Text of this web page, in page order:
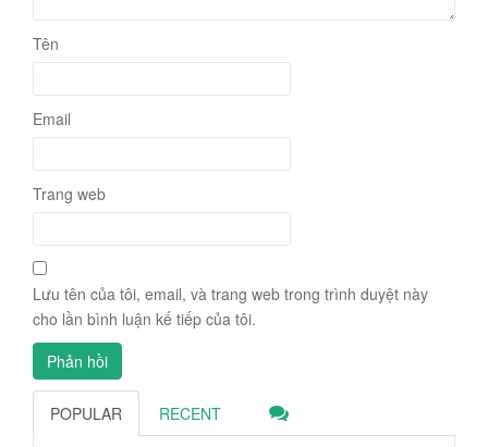
Tên
Email
Trang web
Lưu tên của tôi, email, và trang web trong trình duyệt này
cho lần bình luận kế tiếp của tôi.
POPULAR RECENT